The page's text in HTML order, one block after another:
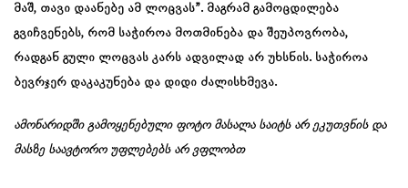
მაშ, თავი დაანებე ამ ლოცვას”. მაგრამ გამოცდილება
გვიჩვენებს, რომ საჭიროა მოთმინება და შეუპოვრობა,
რადგან გული ლოცვას კარს ადვილად არ უხსნის. საჭიროა
ბევრჯერ დაკაკუნება და დიდი ძალისხმევა.
ამონარიდში გამოყენებული ფოტო მასალა საიტს არ ეკუთვნის და
მასზე საავტორო უფლებებს არ ვფლობთ